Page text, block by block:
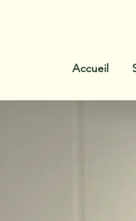
Accueil